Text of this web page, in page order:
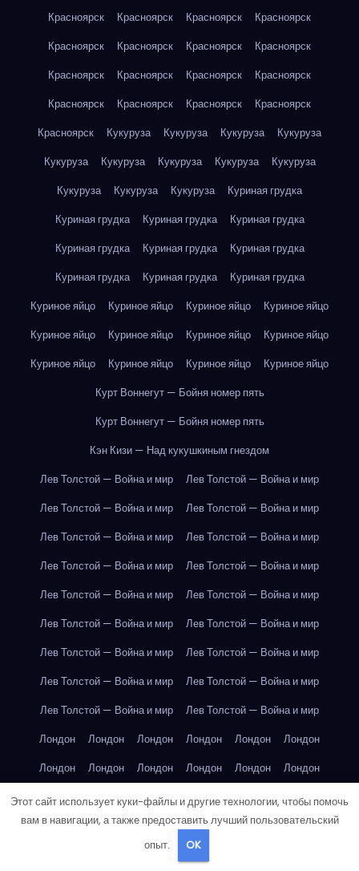
Красноярск
Красноярск Красноярск
Красноярск
Красноярск
Красноярск Красноярск
Красноярск
Красноярск
Красноярск Красноярск
Красноярск
Красноярск
Красноярск Красноярск
Красноярск
Красноярск
Кукуруза Кукуруза Кукуруза
Кукуруза
Кукуруза
Кукуруза Кукуруза Кукуруза
Кукуруза
Кукуруза
Кукуруза Кукуруза
Куриная грудка
Куриная грудка
Куриная грудка
Куриная грудка
Куриная грудка
Куриная грудка
Куриная грудка
Куриная грудка
Куриная грудка
Куриная грудка
Куриное яйцо
Куриное яйцо Куриное яйцо
Куриное яйцо
Куриное яйцо
Куриное яйцо Куриное яйцо
Куриное яйцо
Куриное яйцо
Куриное яйцо Куриное яйцо
Куриное яйцо
Курт Воннегут — Бойня номер пять
Курт Воннегут — Бойня номер пять
Кэн Кизи — Над кукушкиным гнездом
Лев Толстой — Война и мир
Лев Толстой — Война и мир
Лев Толстой — Война и мир
Лев Толстой — Война и мир
Лев Толстой — Война и мир
Лев Толстой — Война и мир
Лев Толстой — Война и мир
Лев Толстой — Война и мир
Лев Толстой — Война и мир
Лев Толстой — Война и мир
Лев Толстой — Война и мир
Лев Толстой — Война и мир
Лев Толстой — Война и мир
Лев Толстой — Война и мир
Лев Толстой — Война и мир
Лев Толстой — Война и мир
Лев Толстой — Война и мир
Лев Толстой — Война и мир
Лондон
Лондон Лондон Лондон Лондон
Лондон
Лондон
Лондон Лондон Лондон Лондон
Лондон
Лондон
Лондон Лондон Лондон Лондон
Лондон
Лондон
Лондон Лондон Лондон
Лос-Анджелес
Этот сайт использует куки-файлы и другие технологии, чтобы помочь
вам в навигации, а также предоставить лучший пользовательский
опыт.
OK